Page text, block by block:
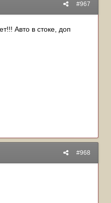
#967
Авто в стоке, доп
#968